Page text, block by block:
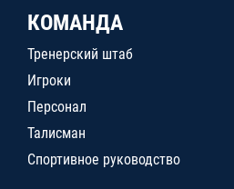
КОМАНДА
Тренерский штаб
Игроки
Персонал
Талисман
Спортивное руководство